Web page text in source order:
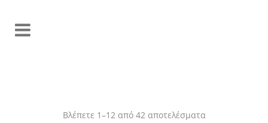
Βλέπετε 1–12 από 42 αποτελέσματαSorted